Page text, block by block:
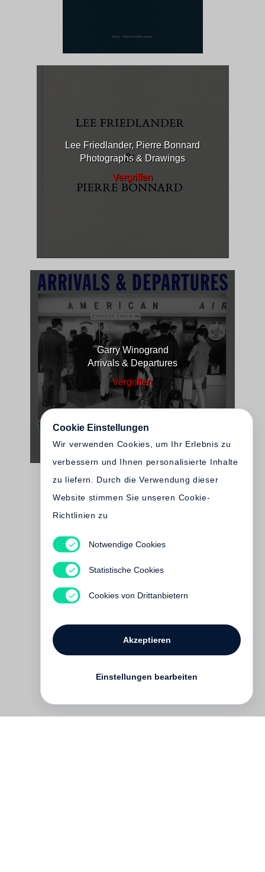
Lee Friedlander, Pierre Bonnard
Photographs & Drawings
Vergriffen
Garry Winogrand
Arrivals & Departures
Vergriffen
At Work
Cookie Einstellungen
Wir verwenden Cookies, um Ihr Erlebnis zu
verbessern und Ihnen personalisierte Inhalte
zu liefern. Durch die Verwendung dieser
Website stimmen Sie unseren Cookie-
Richtlinien zu
Notwendige Cookies
Statistische Cookies
Cookies von Drittanbietern
Akzeptieren
Einstellungen bearbeiten